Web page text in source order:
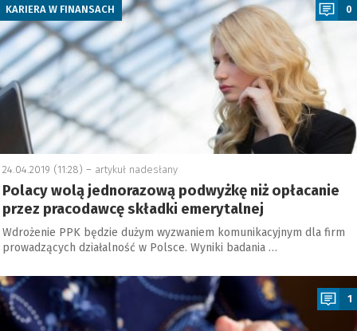
KARIERA W FINANSACH 0
24.04.2019 (11:28) – artykuł nadesłany
Polacy wolą jednorazową podwyżkę niż opłacanie
przez pracodawcę składki emerytalnej
Wdrożenie PPK będzie dużym wyzwaniem komunikacyjnym dla firm
prowadzących działalność w Polsce. Wyniki badania …
1